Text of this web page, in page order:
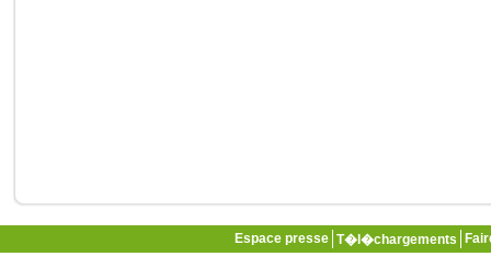
Espace presse T�l�chargements